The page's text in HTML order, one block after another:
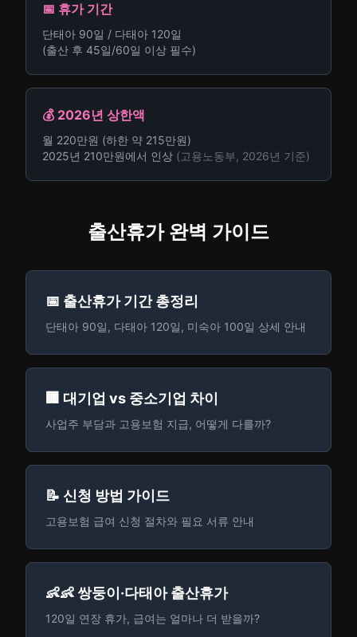
📅 휴가 기간
단태아 90일 / 다태아 120일
(출산 후 45일/60일 이상 필수)
💰 2026년 상한액
월 220만원 (하한 약 215만원)
2025년 210만원에서 인상 (고용노동부, 2026년 기준)
출산휴가 완벽 가이드
📅 출산휴가 기간 총정리
단태아 90일, 다태아 120일, 미숙아 100일 상세 안내
🏢 대기업 vs 중소기업 차이
사업주 부담과 고용보험 지급, 어떻게 다를까?
📝 신청 방법 가이드
고용보험 급여 신청 절차와 필요 서류 안내
👶👶 쌍둥이·다태아 출산휴가
120일 연장 휴가, 급여는 얼마나 더 받을까?